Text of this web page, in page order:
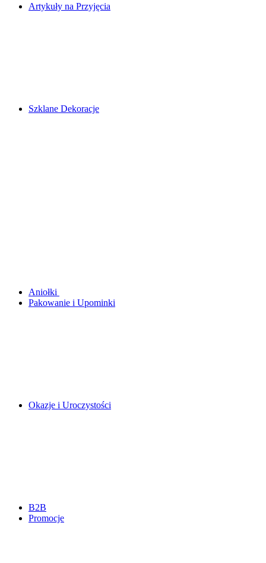
Artykuły na Przyjęcia
Szklane Dekoracje
Aniołki
Pakowanie i Upominki
Okazje i Uroczystości
B2B
Promocje